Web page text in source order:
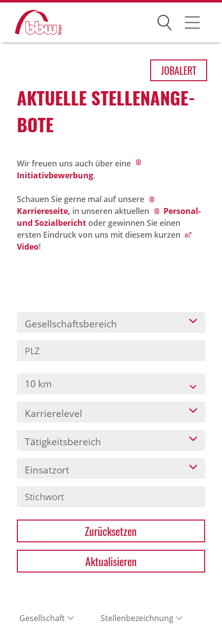
Suchen
Über uns
Historie
bbw als Arbeitgeber
Jobportal
Presse und Medien
Karriere
Presse
News Archiv
JOBALERT
AKTU­ELLE STEL­LEN­AN­GE­
BOTE
Wir freuen uns auch über eine
Initiativbewerbung.
Schauen Sie gerne mal auf unsere
Karriereseite, in unseren aktuellen
Personal-
und Sozialberichtoder gewinnen Sie einen
ersten Eindruck von uns mit diesem kurzen
Video!
Gesellschaftsbereich
10 km
Karrierelevel
Tätigkeitsbereich
Einsatzort
Zurücksetzen
Aktualisieren
Gesellschaft
Stellenbezeichnung